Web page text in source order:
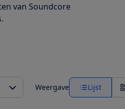
van Soundcore
Weergave Lijst